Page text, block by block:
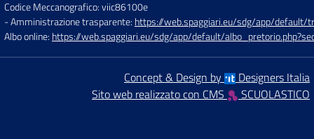
Codice Meccanografico: viic86100e
- Amministrazione trasparente: https://web.spaggiari.eu/sdg/app/default/
Albo online: https://web.spaggiari.eu/sdg/app/default/
Concept & Design by
Designers Italia
Sito web realizzato con CMS
SCUOLASTICO